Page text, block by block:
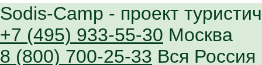
Sodis-Camp - проект
+7 (495) 933-55-30 Москва
8 (800) 700-25-33 Вся Россия